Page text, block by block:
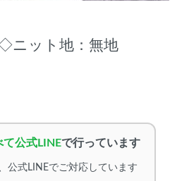
ニット地：無地
て公式LINEで行っています
公式LINEでご対応しています